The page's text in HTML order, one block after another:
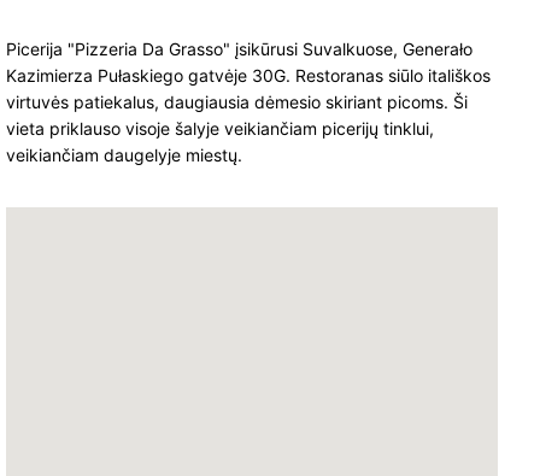
Picerija "Pizzeria Da Grasso" įsikūrusi Suvalkuose, Generało
Kazimierza Pułaskiego gatvėje 30G. Restoranas siūlo itališkos
virtuvės patiekalus, daugiausia dėmesio skiriant picoms. Ši
vieta priklauso visoje šalyje veikiančiam picerijų tinklui,
veikiančiam daugelyje miestų.